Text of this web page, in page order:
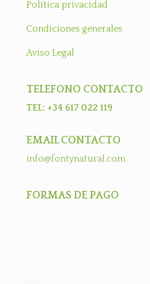
Política privacidad
Condiciones generales
Aviso Legal
TELEFONO CONTACTO
TEL: +34 617 022 119
EMAIL CONTACTO
info@fontynatural.com
FORMAS DE PAGO